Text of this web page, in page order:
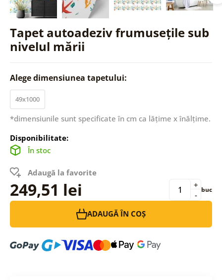
Tapet autoadeziv frumusețile sub
nivelul mării
Alege dimensiunea tapetului:
49x1000
*dimensiunile sunt specificate în cm ca lățime x înălțime.
Disponibilitate:
În stoc
Adaugă la favorite
249,51 lei -
+ buc
ADAUGĂ ÎN COȘ